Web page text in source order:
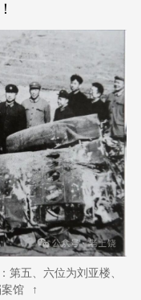
第五、六位为刘亚楼、
馆